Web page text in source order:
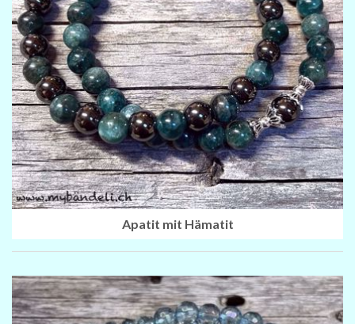
Apatit mit Hämatit